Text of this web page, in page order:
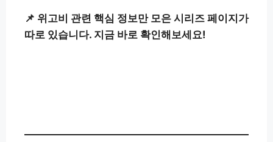
📌 위고비 관련 핵심 정보만 모은 시리즈 페이지가
따로 있습니다. 지금 바로 확인해보세요!